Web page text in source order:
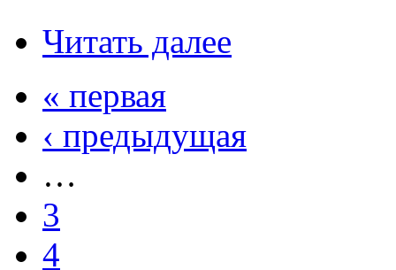
Читать далее
« первая
‹ предыдущая
…
3
4